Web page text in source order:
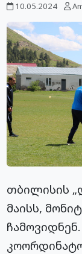
10.05.2024
თბილისის
მაისს,